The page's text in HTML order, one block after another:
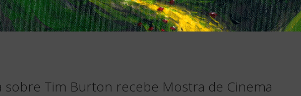
sobre Tim Burton recebe Mostra de Cinema